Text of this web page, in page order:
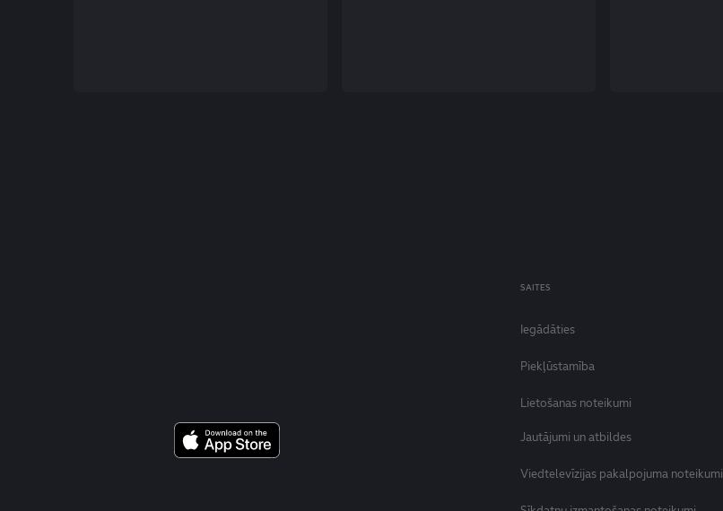
SAITES
Iegādāties
Piekļūstamība
Lietošanas noteikumi
Jautājumi un atbildes
Viedtelevīzijas pakalpojuma noteikumi